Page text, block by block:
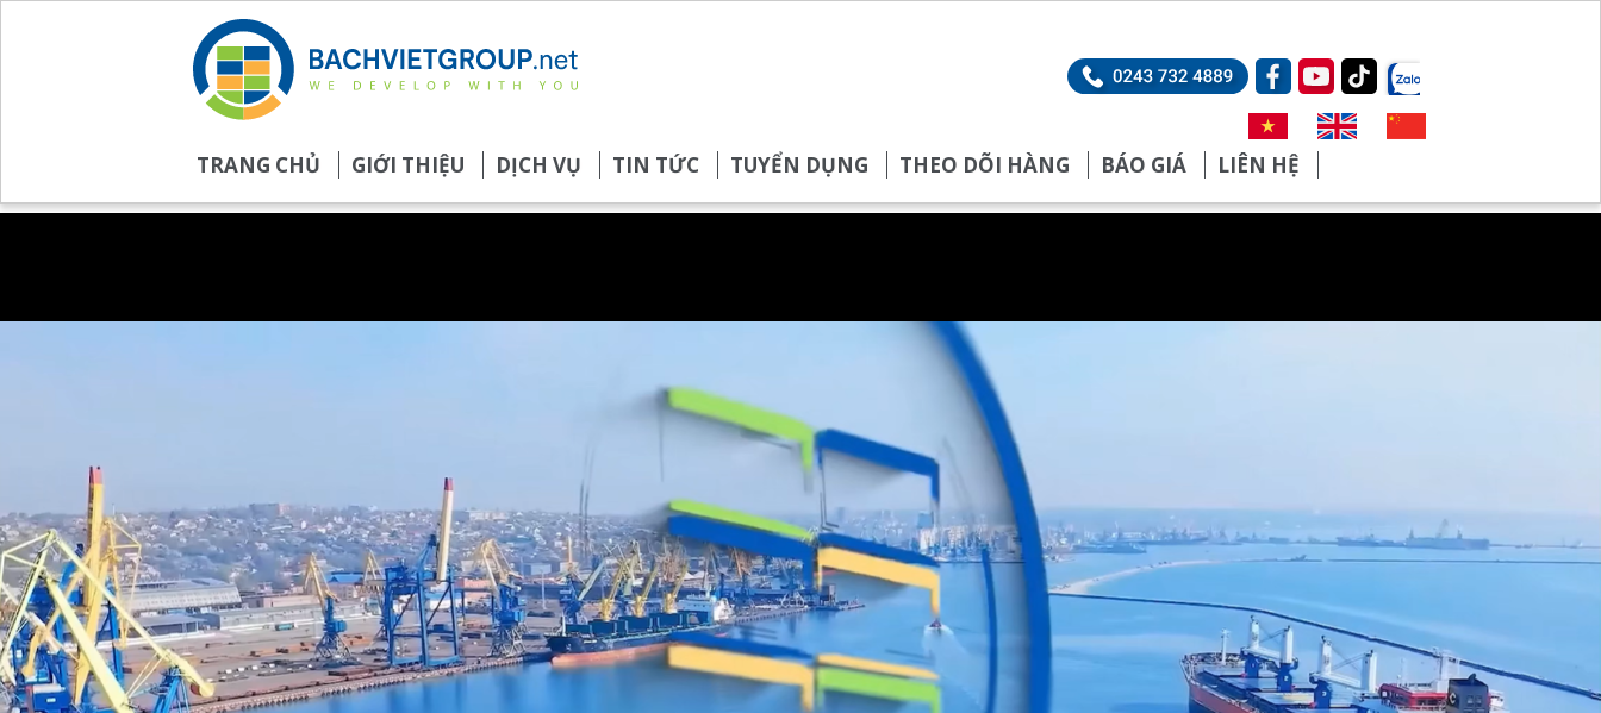
TRANG CHỦ GIỚI THIỆU DỊCH VỤ TIN TỨC TUYỂN DỤNG THEO DÕI HÀNG BÁO GIÁ LIÊN HỆ